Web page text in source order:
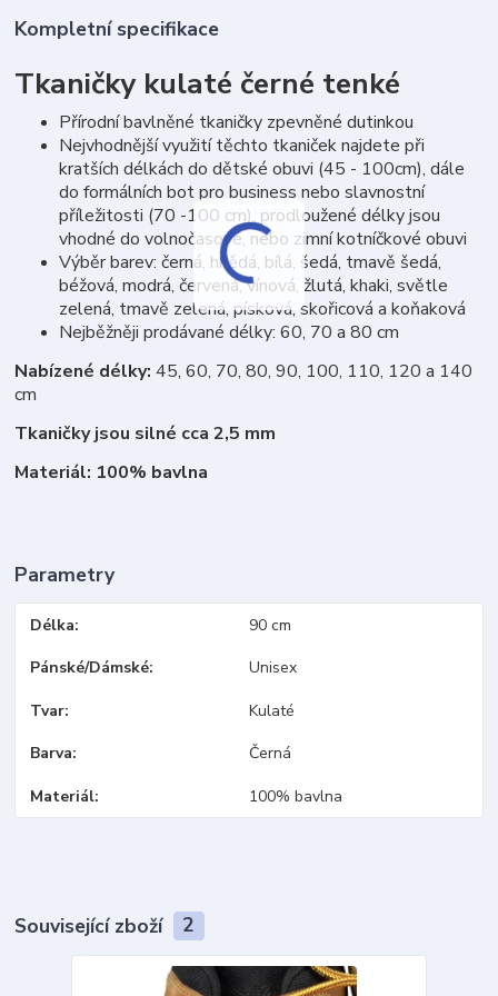
Kompletní specifikace
Tkaničky kulaté černé tenké
Přírodní bavlněné tkaničky zpevněné dutinkou
Nejvhodnější využití těchto tkaniček najdete při
kratších délkách do dětské obuvi (45 - 100cm), dále
do formálních bot pro business nebo slavnostní
příležitosti (70 -100 cm), prodloužené délky jsou
vhodné do volnočasové, nebo zimní kotníčkové obuvi
Výběr barev: černá, hnědá, bílá, šedá, tmavě šedá,
béžová, modrá, červená, vínová, žlutá, khaki, světle
zelená, tmavě zelená, písková, skořicová a koňaková
Nejběžněji prodávané délky: 60, 70 a 80 cm
Nabízené délky: 45, 60, 70, 80, 90, 100, 110, 120 a 140
cm
Tkaničky jsou silné cca 2,5 mm
Materiál: 100% bavlna
Parametry
Délka 90 cm
Pánské/Dámské Unisex
Tvar Kulaté
Barva Černá
Materiál 100% bavlna
Související zboží 2